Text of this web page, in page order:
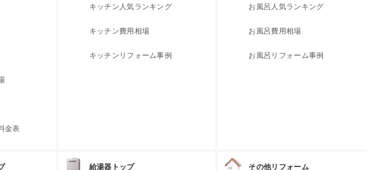
金表
キッチン人気ランキング
キッチン費用相場
キッチンリフォーム事例
お風呂人気ランキング
お風呂費用相場
お風呂リフォーム事例
給湯器トップ その他リフォーム